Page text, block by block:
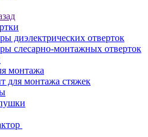
диэлектрических отверток
слесарно-монтажных отверток
монтажа
для монтажа стяжек